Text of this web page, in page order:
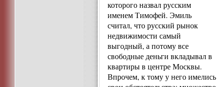
которого назвал русским
именем Тимофей. Эмиль
считал, что русский рынок
недвижимости самый
выгодный, а потому все
свободные деньги вкладывал в
квартиры в центре Москвы.
Впрочем, к тому у него имелись